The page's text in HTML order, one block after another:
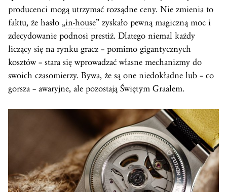
producenci mogą utrzymać rozsądne ceny. Nie zmienia to
faktu, że hasło „in-house” zyskało pewną magiczną moc i
zdecydowanie podnosi prestiż. Dlatego niemal każdy
liczący się na rynku gracz – pomimo gigantycznych
kosztów – stara się wprowadzać własne mechanizmy do
swoich czasomierzy. Bywa, że są one niedokładne lub – co
gorsza – awaryjne, ale pozostają Świętym Graalem.